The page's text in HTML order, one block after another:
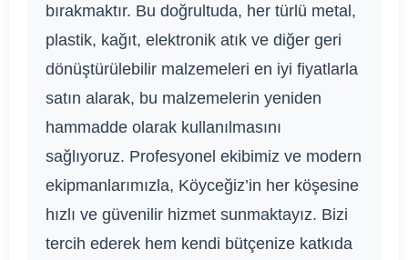
bırakmaktır. Bu doğrultuda, her türlü metal,
plastik, kağıt, elektronik atık ve diğer geri
dönüştürülebilir malzemeleri en iyi fiyatlarla
satın alarak, bu malzemelerin yeniden
hammadde olarak kullanılmasını
sağlıyoruz. Profesyonel ekibimiz ve modern
ekipmanlarımızla, Köyceğiz’in her köşesine
hızlı ve güvenilir hizmet sunmaktayız. Bizi
tercih ederek hem kendi bütçenize katkıda